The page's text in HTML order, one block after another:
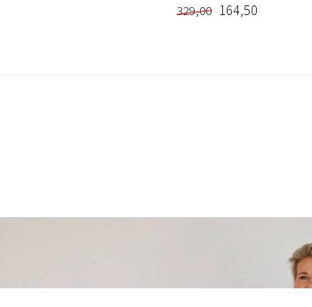
329,00 164,50